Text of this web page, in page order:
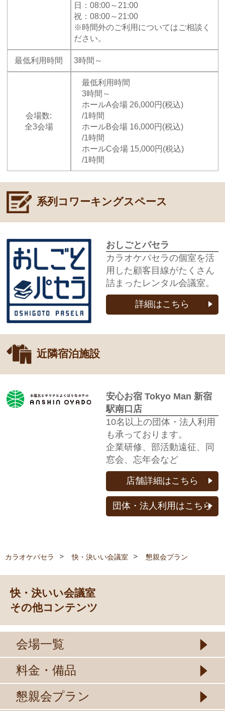
日：08:00～21:00
祝：08:00～21:00
※時間外のご利用についてはご相談く
ださい。
最低利用時間 3時間～
会場数:
全3会場
最低利用時間
3時間～
ホールA会場 26,000円(税込)
/1時間
ホールB会場 16,000円(税込)
/1時間
ホールC会場 15,000円(税込)
/1時間
系列コワーキングスペース
おしごとパセラ
カラオケパセラの個室を活
用した顧客目線がたくさん
詰まったレンタル会議室。
詳細はこちら
近隣宿泊施設
安心お宿 Tokyo Man 新宿
駅南口店
10名以上の団体・法人利用
も承っております。
企業研修、部活動遠征、同
窓会、忘年会など
店舗詳細はこちら
団体・法人利用はこちら
カラオケパセラ 快・決いい会議室 懇親会プラン
快・決いい会議室
その他コンテンツ
会場一覧
料金・備品
懇親会プラン